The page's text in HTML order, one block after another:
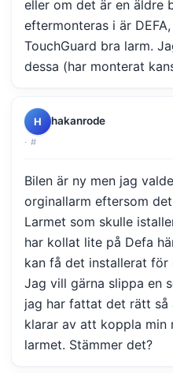
eller om det är en äldre
eftermonteras i är
TouchGuard bra larm.
dessa (har monterat
H hakanrode
· #
Bilen är ny men jag
orginallarm eftersom
Larmet som skulle
har kollat lite på Defa
kan få det installerat
Jag vill gärna slippa en
jag har fattat det rätt så
klarar av att koppla min
larmet. Stämmer det?